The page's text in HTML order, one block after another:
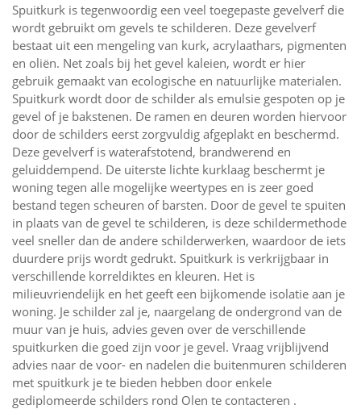
Spuitkurk is tegenwoordig een veel toegepaste gevelverf die
wordt gebruikt om gevels te schilderen. Deze gevelverf
bestaat uit een mengeling van kurk, acrylaathars, pigmenten
en oliën. Net zoals bij het gevel kaleien, wordt er hier
gebruik gemaakt van ecologische en natuurlijke materialen.
Spuitkurk wordt door de schilder als emulsie gespoten op je
gevel of je bakstenen. De ramen en deuren worden hiervoor
door de schilders eerst zorgvuldig afgeplakt en beschermd.
Deze gevelverf is waterafstotend, brandwerend en
geluiddempend. De uiterste lichte kurklaag beschermt je
woning tegen alle mogelijke weertypes en is zeer goed
bestand tegen scheuren of barsten. Door de gevel te spuiten
in plaats van de gevel te schilderen, is deze schildermethode
veel sneller dan de andere schilderwerken, waardoor de iets
duurdere prijs wordt gedrukt. Spuitkurk is verkrijgbaar in
verschillende korreldiktes en kleuren. Het is
milieuvriendelijk en het geeft een bijkomende isolatie aan je
woning. Je schilder zal je, naargelang de ondergrond van de
muur van je huis, advies geven over de verschillende
spuitkurken die goed zijn voor je gevel. Vraag vrijblijvend
advies naar de voor- en nadelen die buitenmuren schilderen
met spuitkurk je te bieden hebben door enkele
gediplomeerde schilders rond Olen te contacteren .